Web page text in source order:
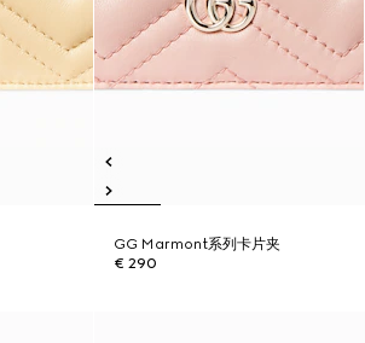
GG Marmont系列卡片夹
€ 290